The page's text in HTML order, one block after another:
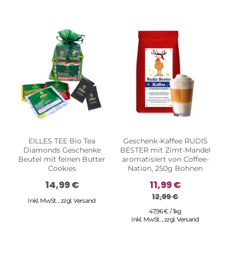
EILLES TEE Bio Tea
Diamonds Geschenke
Beutel mit feinen Butter
Cookies
14,99 €
Inkl. MwSt.,zzgl.Versand
Geschenk-Kaffee RUDIS
BESTER mit Zimt-Mandel
aromatisiert von Coffee-
Nation, 250g Bohnen
11,99 €
12,99 €
47,96 € / 1kg
Inkl. MwSt.,zzgl.Versand